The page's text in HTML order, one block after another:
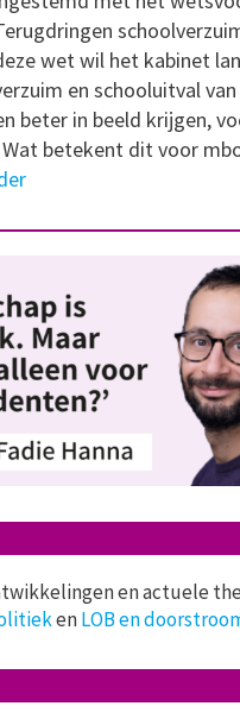
wet wil het kabinet
en schooluitval
beter in beeld krijgen,
betekent dit voor
en actuele
enLOB en